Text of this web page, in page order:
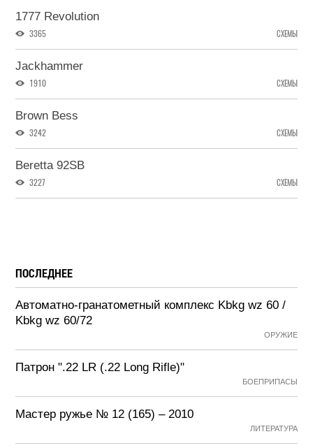
1777 Revolution
3365 СХЕМЫ
Jackhammer
1910 СХЕМЫ
Brown Bess
3242 СХЕМЫ
Beretta 92SB
3227 СХЕМЫ
ПОСЛЕДНЕЕ
Автоматно-гранатометный комплекс Kbkg wz 60 /
Kbkg wz 60/72
ОРУЖИЕ
Патрон ".22 LR (.22 Long Rifle)"
БОЕПРИПАСЫ
Мастер ружье № 12 (165) – 2010
ЛИТЕРАТУРА